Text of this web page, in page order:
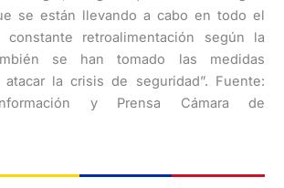
se están llevando a cabo en todo el
retroalimentación según la
se han tomado las medidas
atacar la crisis de seguridad”. Fuente:
y Prensa Cámara de